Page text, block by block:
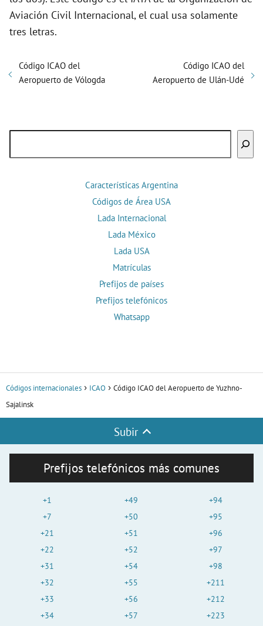
Aviación Civil Internacional, el cual usa solamente
tres letras.
Código ICAO del
Aeropuerto de Vólogda
Código ICAO del
Aeropuerto de Ulán-Udé
Características Argentina
Códigos de Área USA
Lada Internacional
Lada México
Lada USA
Matrículas
Prefijos de países
Prefijos telefónicos
Whatsapp
Códigos internacionales ICAO
Código ICAO del Aeropuerto de Yuzhno-
Sajalinsk
Subir
Prefijos telefónicos más comunes
+1
+7
+21
+22
+31
+32
+33
+34
+49
+50
+51
+52
+54
+55
+56
+57
+94
+95
+96
+97
+98
+211
+212
+223